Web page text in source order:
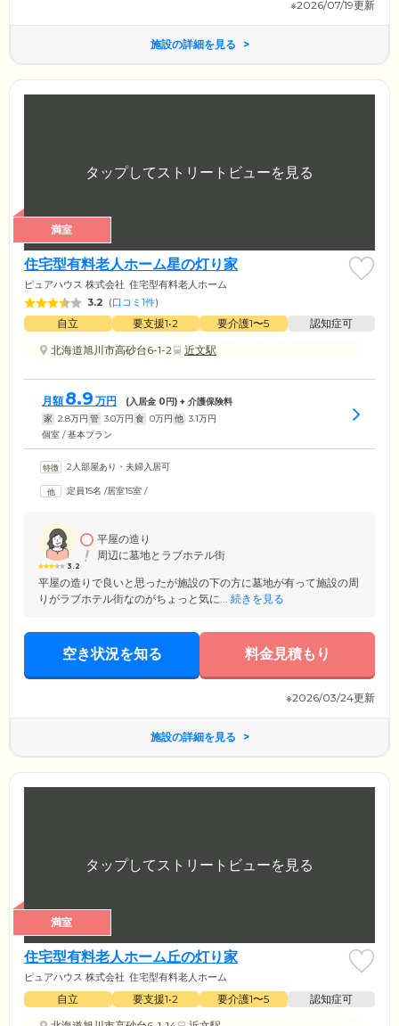
※2026/07/19更新
施設の詳細を見る
満室
住宅型有料老人ホーム星の灯り家
ピュアハウス 株式会社 住宅型有料老人ホーム
3.2 (口コミ1件)
自立 要支援1•2 要介護1〜5
認知症可
北海道旭川市高砂台6-1-2
近文駅
月額 8.9 万円 (入居金 0円) + 介護保険料
家 2.8万円 管 3.0万円 食 0万円 他 3.1万円
個室 / 基本プラン
2人部屋あり・夫婦入居可
定員15名 /居室15室 /
3.2
平屋の造り
周辺に墓地とラブホテル街
平屋の造りで良いと思ったが施設の下の方に墓地が有って施設の周
りがラブホテル街なのがちょっと気に... 続きを見る
空き状況を知る 料金見積もり
※2026/03/24更新
施設の詳細を見る
満室
住宅型有料老人ホーム丘の灯り家
ピュアハウス 株式会社 住宅型有料老人ホーム
自立 要支援1•2 要介護1〜5
認知症可